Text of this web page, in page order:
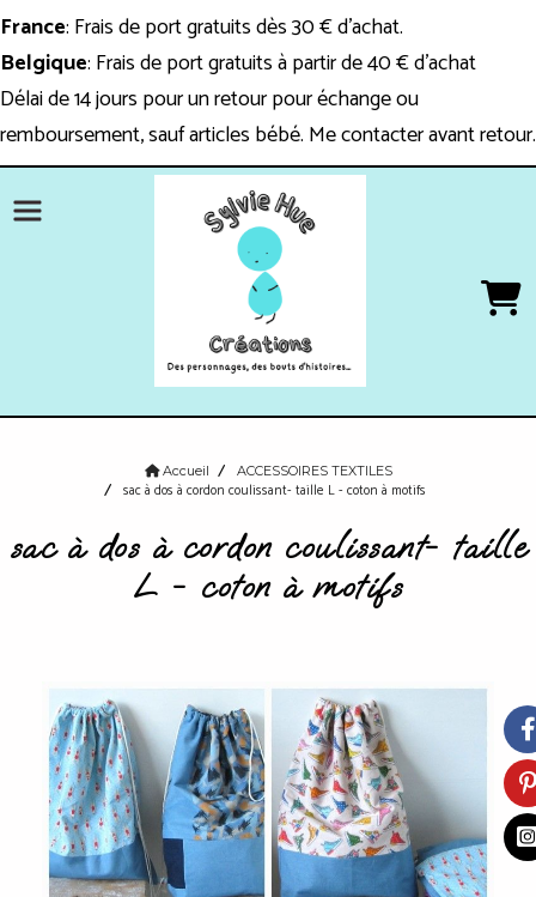
France: Frais de port gratuits dès 30 € d'achat.
Belgique: Frais de port gratuits à partir de 40 € d'achat
Délai de 14 jours pour un retour pour échange ou
remboursement, sauf articles bébé. Me contacter avant retour.
Accueil ACCESSOIRES TEXTILES
sac à dos à cordon coulissant- taille L - coton à motifs
sac à dos à cordon coulissant- taille
L - coton à motifs